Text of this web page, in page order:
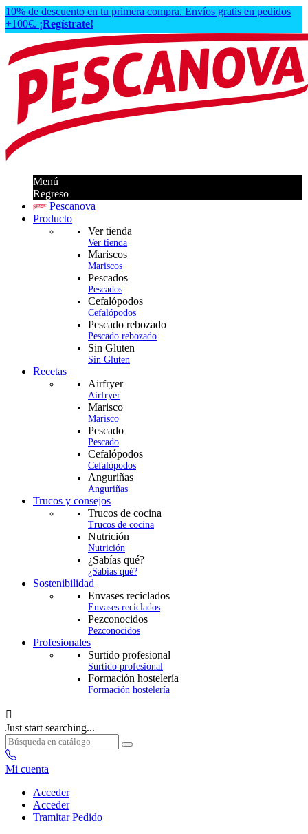
10% de descuento en tu primera compra. Envíos gratis en pedidos
+100€. ¡Regístrate!
Menú
Regreso
Pescanova
Producto
Ver tienda
Ver tienda
Mariscos
Mariscos
Pescados
Pescados
Cefalópodos
Cefalópodos
Pescado rebozado
Pescado rebozado
Sin Gluten
Sin Gluten
Recetas
Airfryer
Airfryer
Marisco
Marisco
Pescado
Pescado
Cefalópodos
Cefalópodos
Anguriñas
Anguriñas
Trucos y consejos
Trucos de cocina
Trucos de cocina
Nutrición
Nutrición
¿Sabías qué?
¿Sabías qué?
Sostenibilidad
Envases reciclados
Envases reciclados
Pezconocidos
Pezconocidos
Profesionales
Surtido profesional
Surtido profesional
Formación hostelería
Formación hostelería

Just start searching...
Mi cuenta
Acceder
Acceder
Tramitar Pedido